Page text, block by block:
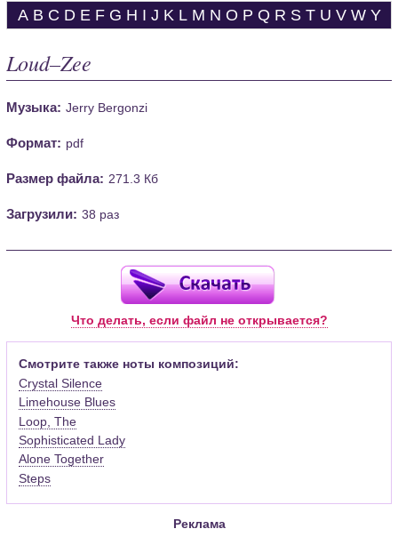
A B C D E F G H I J K L M N O P Q R S T U V W Y
Loud–Zee
Музыка: Jerry Bergonzi
Формат: pdf
Размер файла: 271.3 Кб
Загрузили: 38 раз
Что делать, если файл не открывается?
Смотрите также ноты композиций:
Crystal Silence
Limehouse Blues
Loop, The
Sophisticated Lady
Alone Together
Steps
Реклама